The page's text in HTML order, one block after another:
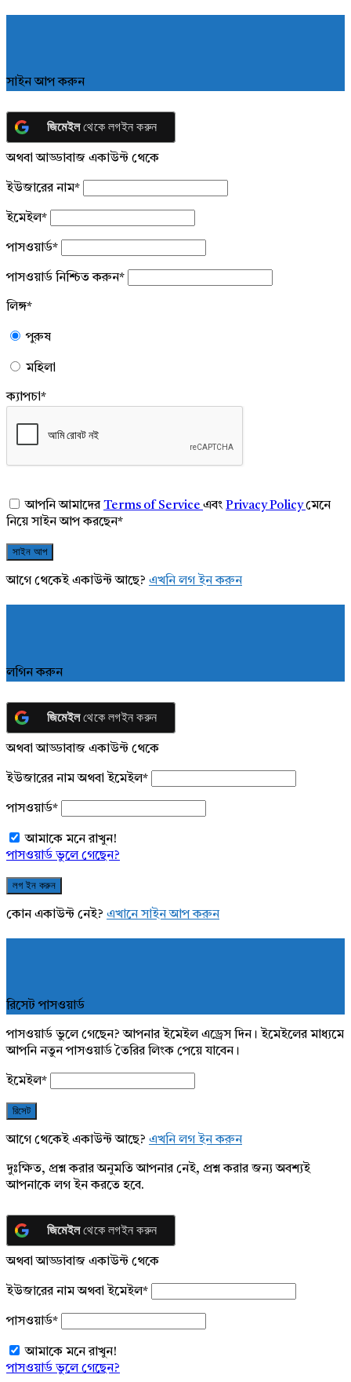
সাইন আপ করুন
জিমেইলথেকে লগইন করুন
অথবা আড্ডাবাজ একাউন্ট থেকে
ইউজারের নাম*
ইমেইল*
পাসওয়ার্ড*
পাসওয়ার্ড নিশ্চিত করুন*
লিঙ্গ*
পুরুষ
মহিলা
ক্যাপচা*
আপনি আমাদেরTerms of Service এবং Privacy Policyমেনে
নিয়ে সাইন আপ করছেন*
আগে থেকেই একাউন্ট আছে? এখনি লগ ইন করুন
লগিন করুন
জিমেইলথেকে লগইন করুন
অথবা আড্ডাবাজ একাউন্ট থেকে
ইউজারের নাম অথবা ইমেইল*
পাসওয়ার্ড*
আমাকে মনে রাখুন!
পাসওয়ার্ড ভুলে গেছেন?
কোন একাউন্ট নেই? এখানে সাইন আপ করুন
রিসেট পাসওয়ার্ড
পাসওয়ার্ড ভুলে গেছেন? আপনার ইমেইল এড্রেস দিন। ইমেইলের মাধ্যমে
আপনি নতুন পাসওয়ার্ড তৈরির লিংক পেয়ে যাবেন।
ইমেইল*
আগে থেকেই একাউন্ট আছে? এখনি লগ ইন করুন
দুঃক্ষিত, প্রশ্ন করার অনুমতি আপনার নেই, প্রশ্ন করার জন্য অবশ্যই
আপনাকে লগ ইন করতে হবে.
জিমেইলথেকে লগইন করুন
অথবা আড্ডাবাজ একাউন্ট থেকে
ইউজারের নাম অথবা ইমেইল*
পাসওয়ার্ড*
আমাকে মনে রাখুন!
পাসওয়ার্ড ভুলে গেছেন?